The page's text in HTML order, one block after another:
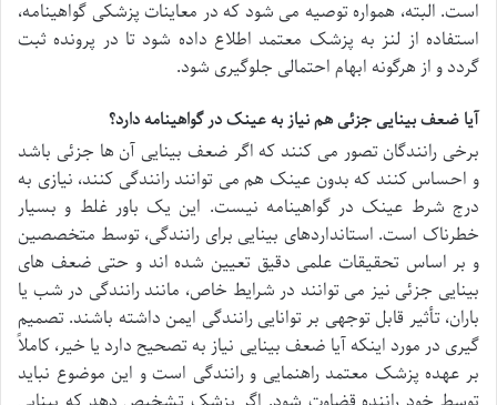
است. البته، همواره توصیه می شود که در معاینات پزشکی گواهینامه،
استفاده از لنز به پزشک معتمد اطلاع داده شود تا در پرونده ثبت
گردد و از هرگونه ابهام احتمالی جلوگیری شود.
آیا ضعف بینایی جزئی هم نیاز به عینک در گواهینامه دارد؟
برخی رانندگان تصور می کنند که اگر ضعف بینایی آن ها جزئی باشد
و احساس کنند که بدون عینک هم می توانند رانندگی کنند، نیازی به
درج شرط عینک در گواهینامه نیست. این یک باور غلط و بسیار
خطرناک است. استانداردهای بینایی برای رانندگی، توسط متخصصین
و بر اساس تحقیقات علمی دقیق تعیین شده اند و حتی ضعف های
بینایی جزئی نیز می توانند در شرایط خاص، مانند رانندگی در شب یا
باران، تأثیر قابل توجهی بر توانایی رانندگی ایمن داشته باشند. تصمیم
گیری در مورد اینکه آیا ضعف بینایی نیاز به تصحیح دارد یا خیر، کاملاً
بر عهده پزشک معتمد راهنمایی و رانندگی است و این موضوع نباید